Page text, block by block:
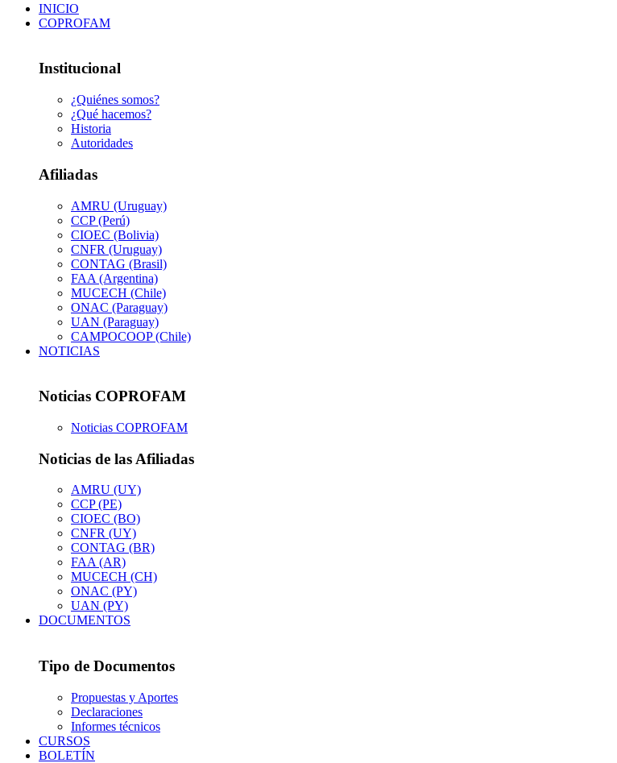
INICIO
COPROFAM
Institucional
¿Quiénes somos?
¿Qué hacemos?
Historia
Autoridades
Afiliadas
AMRU (Uruguay)
CCP (Perú)
CIOEC (Bolivia)
CNFR (Uruguay)
CONTAG (Brasil)
FAA (Argentina)
MUCECH (Chile)
ONAC (Paraguay)
UAN (Paraguay)
CAMPOCOOP (Chile)
NOTICIAS
Noticias COPROFAM
Noticias COPROFAM
Noticias de las Afiliadas
AMRU (UY)
CCP (PE)
CIOEC (BO)
CNFR (UY)
CONTAG (BR)
FAA (AR)
MUCECH (CH)
ONAC (PY)
UAN (PY)
DOCUMENTOS
Tipo de Documentos
Propuestas y Aportes
Declaraciones
Informes técnicos
CURSOS
BOLETÍN